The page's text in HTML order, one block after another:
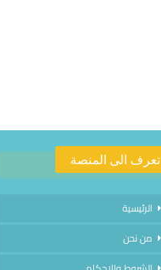
تعرف الى المنصة
الرئيسية
من نحن